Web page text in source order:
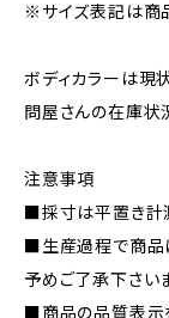
※サイズ表記は商
ボディカラーは現
問屋さんの在庫状
注意事項
■採寸は平置き計
■生産過程で商品
予めご了承下さい
■商品の品質表示